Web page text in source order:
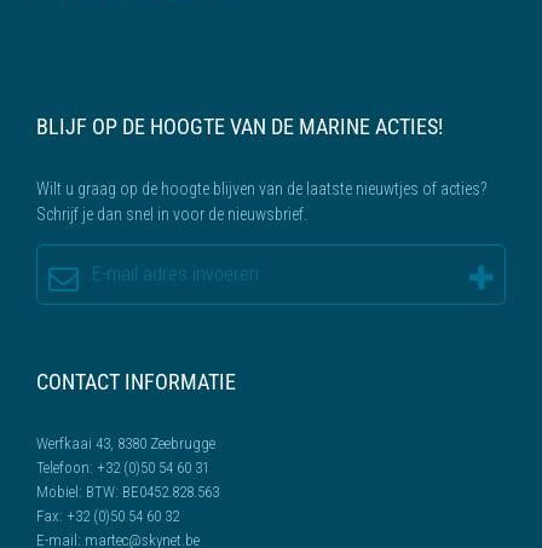
BLIJF OP DE HOOGTE VAN DE MARINE ACTIES!
Wilt u graag op de hoogte blijven van de laatste nieuwtjes of acties?
Schrijf je dan snel in voor de nieuwsbrief.
CONTACT INFORMATIE
Werfkaai 43, 8380 Zeebrugge
Telefoon: +32 (0)50 54 60 31
Mobiel: BTW: BE0452.828.563
Fax: +32 (0)50 54 60 32
E-mail: martec@skynet.be